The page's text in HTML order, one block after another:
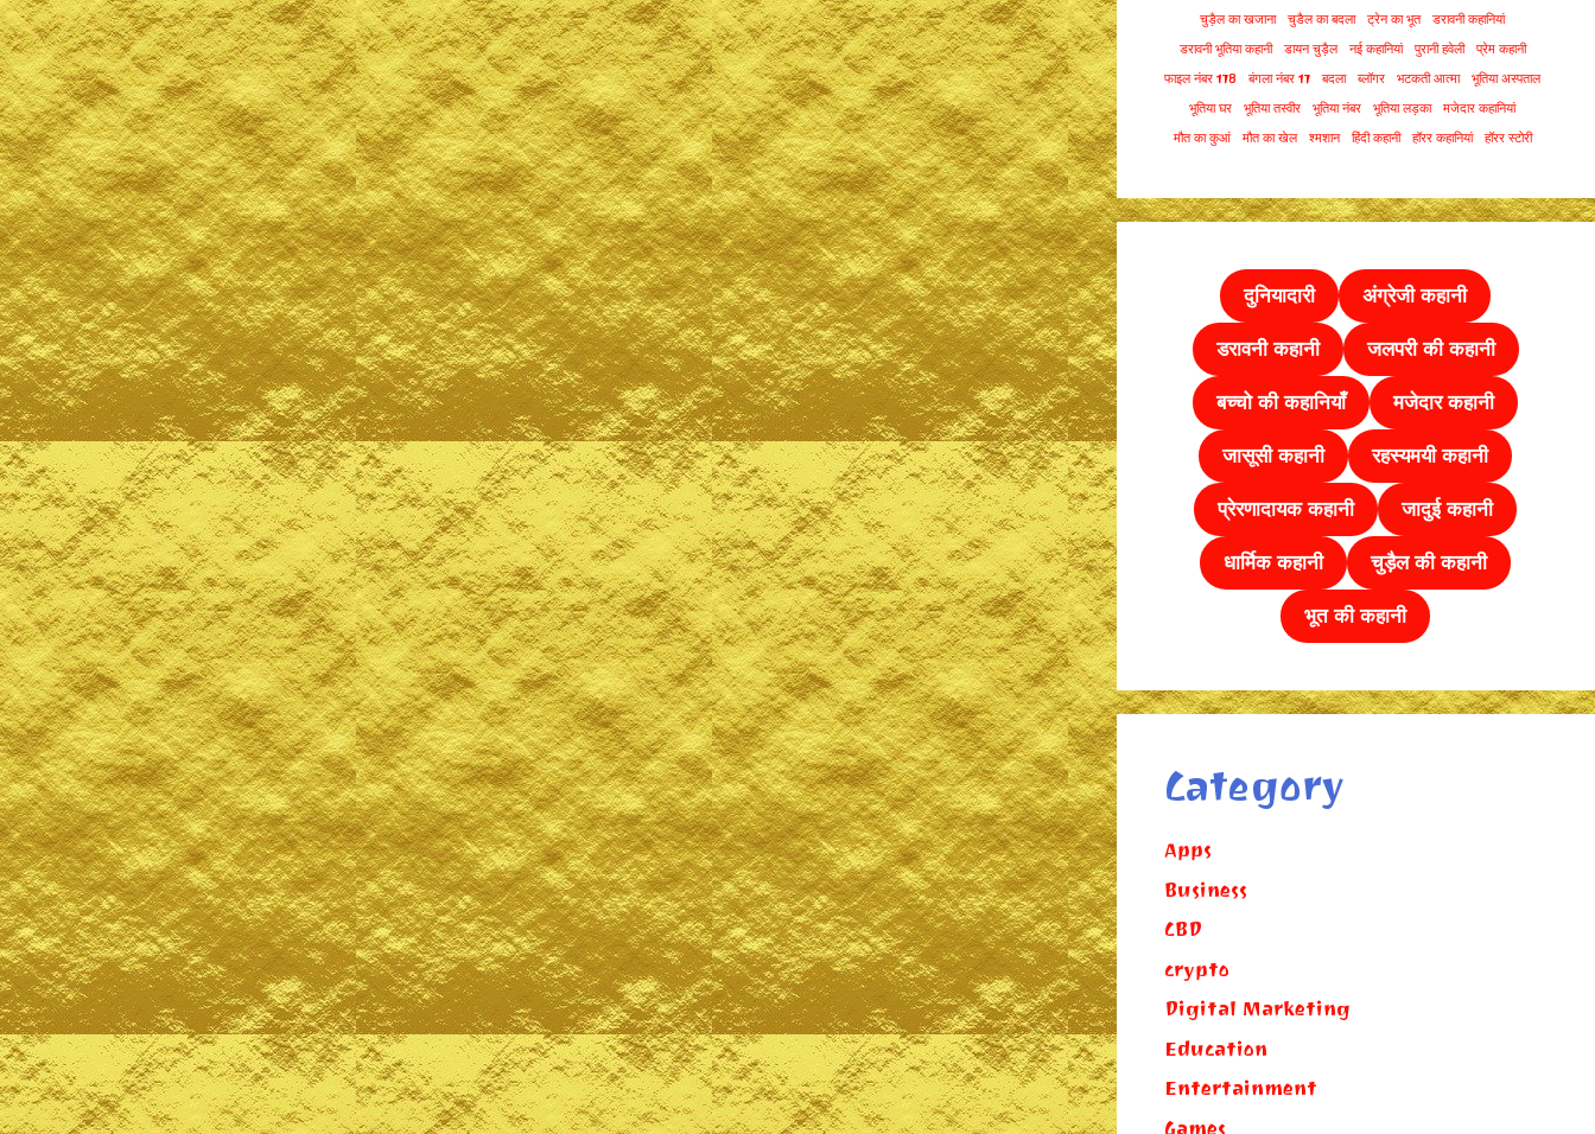
चुड़ैल का खजाना
चुडैल का बदला ट्रेन का भूत
डरावनी कहानियां
डरावनी भूतिया कहानी
डायन चुड़ैल नई कहानियां पुरानी हवेली
प्रेम कहानी
फाइल नंबर 178
बंगला नंबर 17 बदला ब्लॉगर भटकती आत्मा
भूतिया अस्पताल
भूतिया घर
भूतिया तस्वीर भूतिया नंबर भूतिया लड़का
मजेदार कहानियां
मौत का कुआं
मौत का खेल श्मशान हिंदी कहानी हॉरर कहानियां हॉरर स्टोरी
दुनियादारी
अंग्रेजी कहानी
डरावनी कहानी
जलपरी की कहानी
बच्चो की कहानियाँ
मजेदार कहानी
जासूसी कहानी
रहस्यमयी कहानी
प्रेरणादायक कहानी
जादुई कहानी
धार्मिक कहानी
चुड़ैल की कहानी
भूत की कहानी
Category
Apps
Business
CBD
crypto
Digital Marketing
Education
Entertainment
Games